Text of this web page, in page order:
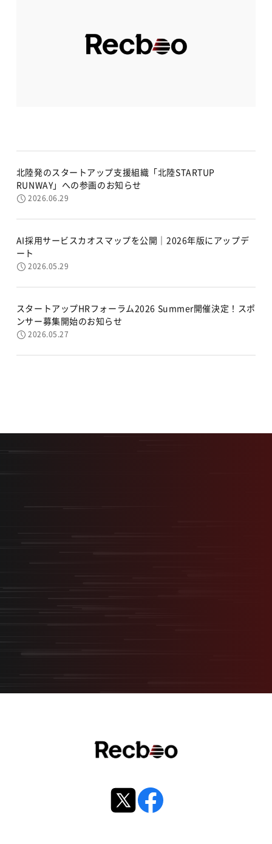
北陸発のスタートアップ支援組織「北陸STARTUP
RUNWAY」への参画のお知らせ
2026.06.29
AI採用サービスカオスマップを公開｜2026年版にアップデ
ート
2026.05.29
スタートアップHRフォーラム2026 Summer開催決定！スポ
ンサー募集開始のお知らせ
2026.05.27